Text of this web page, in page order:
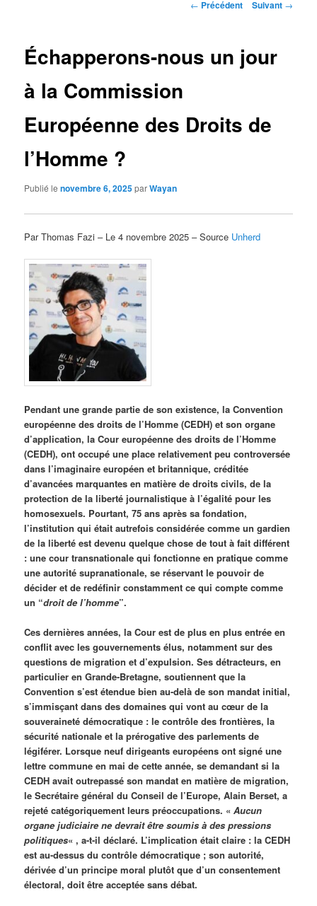
Navigation
← Précédent Suivant →
Échapperons-nous un jour
à la Commission
Européenne des Droits de
l’Homme ?
Publié lenovembre 6, 2025parWayan
Par Thomas Fazi – Le 4 novembre 2025 – Source Unherd
Pendant une grande partie de son existence, la Convention
européenne des droits de l’Homme (CEDH) et son organe
d’application, la Cour européenne des droits de l’Homme
(CEDH), ont occupé une place relativement peu controversée
dans l’imaginaire européen et britannique, créditée
d’avancées marquantes en matière de droits civils, de la
protection de la liberté journalistique à l’égalité pour les
homosexuels. Pourtant, 75 ans après sa fondation,
l’institution qui était autrefois considérée comme un gardien
de la liberté est devenu quelque chose de tout à fait différent
: une cour transnationale qui fonctionne en pratique comme
une autorité supranationale, se réservant le pouvoir de
décider et de redéfinir constamment ce qui compte comme
un “droit de l’homme”.
Ces dernières années, la Cour est de plus en plus entrée en
conflit avec les gouvernements élus, notamment sur des
questions de migration et d’expulsion. Ses détracteurs, en
particulier en Grande-Bretagne, soutiennent que la
Convention s’est étendue bien au-delà de son mandat initial,
s’immisçant dans des domaines qui vont au cœur de la
souveraineté démocratique : le contrôle des frontières, la
sécurité nationale et la prérogative des parlements de
légiférer. Lorsque neuf dirigeants européens ont signé une
lettre commune en mai de cette année, se demandant si la
CEDH avait outrepassé son mandat en matière de migration,
le Secrétaire général du Conseil de l’Europe, Alain Berset, a
rejeté catégoriquement leurs préoccupations. «Aucun
organe judiciaire ne devrait être soumis à des pressions
politiques« , a-t-il déclaré. L’implication était claire : la CEDH
est au-dessus du contrôle démocratique ; son autorité,
dérivée d’un principe moral plutôt que d’un consentement
électoral, doit être acceptée sans débat.